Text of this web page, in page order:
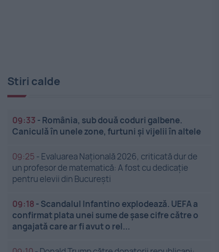
Stiri calde
09:33 - România, sub două coduri galbene.
Caniculă în unele zone, furtuni și vijelii în altele
09:25 - Evaluarea Națională 2026, criticată dur de
un profesor de matematică: A fost cu dedicație
pentru elevii din București
09:18 - Scandalul Infantino explodează. UEFA a
confirmat plata unei sume de șase cifre către o
angajată care ar fi avut o rel...